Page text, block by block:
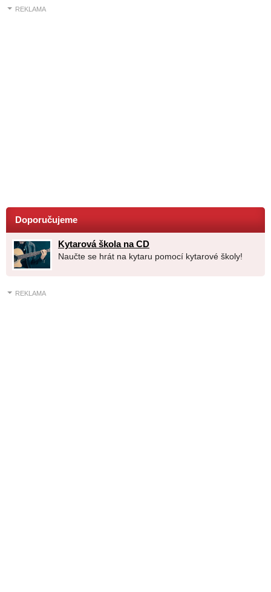
REKLAMA
Doporučujeme
Kytarová škola na CD
Naučte se hrát na kytaru pomocí kytarové školy!
REKLAMA